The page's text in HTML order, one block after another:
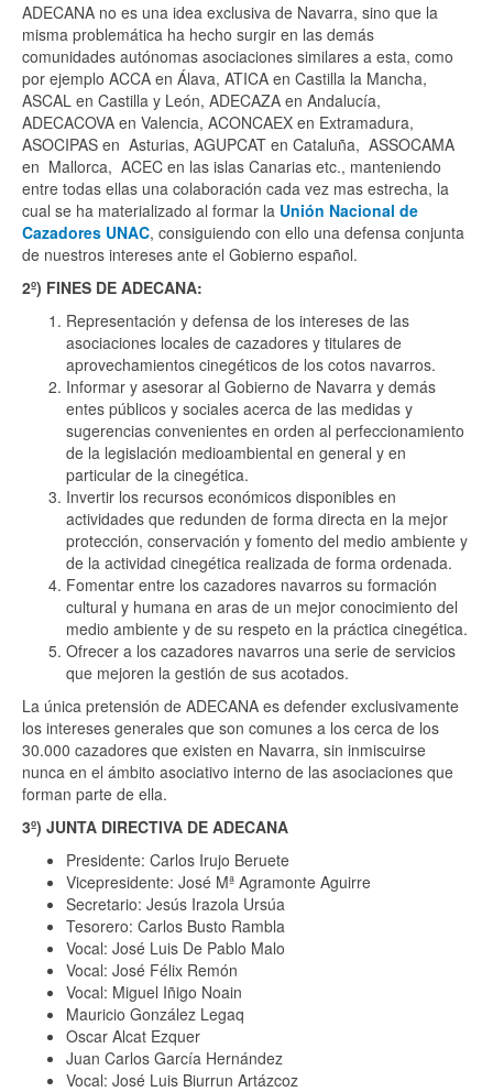
ADECANA no es una idea exclusiva de Navarra, sino que la
misma problemática ha hecho surgir en las demás
comunidades autónomas asociaciones similares a esta, como
por ejemplo ACCA en Álava, ATICA en Castilla la Mancha,
ASCAL en Castilla y León, ADECAZA en Andalucía,
ADECACOVA en Valencia, ACONCAEX en Extramadura,
ASOCIPAS en Asturias, AGUPCAT en Cataluña, ASSOCAMA
en Mallorca, ACEC en las islas Canarias etc., manteniendo
entre todas ellas una colaboración cada vez mas estrecha, la
cual se ha materializado al formar la Unión Nacional de
Cazadores UNAC, consiguiendo con ello una defensa conjunta
de nuestros intereses ante el Gobierno español.
2º) FINES DE ADECANA:
Representación y defensa de los intereses de las
asociaciones locales de cazadores y titulares de
aprovechamientos cinegéticos de los cotos navarros.
Informar y asesorar al Gobierno de Navarra y demás
entes públicos y sociales acerca de las medidas y
sugerencias convenientes en orden al perfeccionamiento
de la legislación medioambiental en general y en
particular de la cinegética.
Invertir los recursos económicos disponibles en
actividades que redunden de forma directa en la mejor
protección, conservación y fomento del medio ambiente y
de la actividad cinegética realizada de forma ordenada.
Fomentar entre los cazadores navarros su formación
cultural y humana en aras de un mejor conocimiento del
medio ambiente y de su respeto en la práctica cinegética.
Ofrecer a los cazadores navarros una serie de servicios
que mejoren la gestión de sus acotados.
La única pretensión de ADECANA es defender exclusivamente
los intereses generales que son comunes a los cerca de los
30.000 cazadores que existen en Navarra, sin inmiscuirse
nunca en el ámbito asociativo interno de las asociaciones que
forman parte de ella.
3º) JUNTA DIRECTIVA DE ADECANA
Presidente: Carlos Irujo Beruete
Vicepresidente: José Mª Agramonte Aguirre
Secretario: Jesús Irazola Ursúa
Tesorero: Carlos Busto Rambla
Vocal: José Luis De Pablo Malo
Vocal: José Félix Remón
Vocal: Miguel Iñigo Noain
Mauricio González Legaq
Oscar Alcat Ezquer
Juan Carlos García Hernández
Vocal: José Luis Biurrun Artázcoz